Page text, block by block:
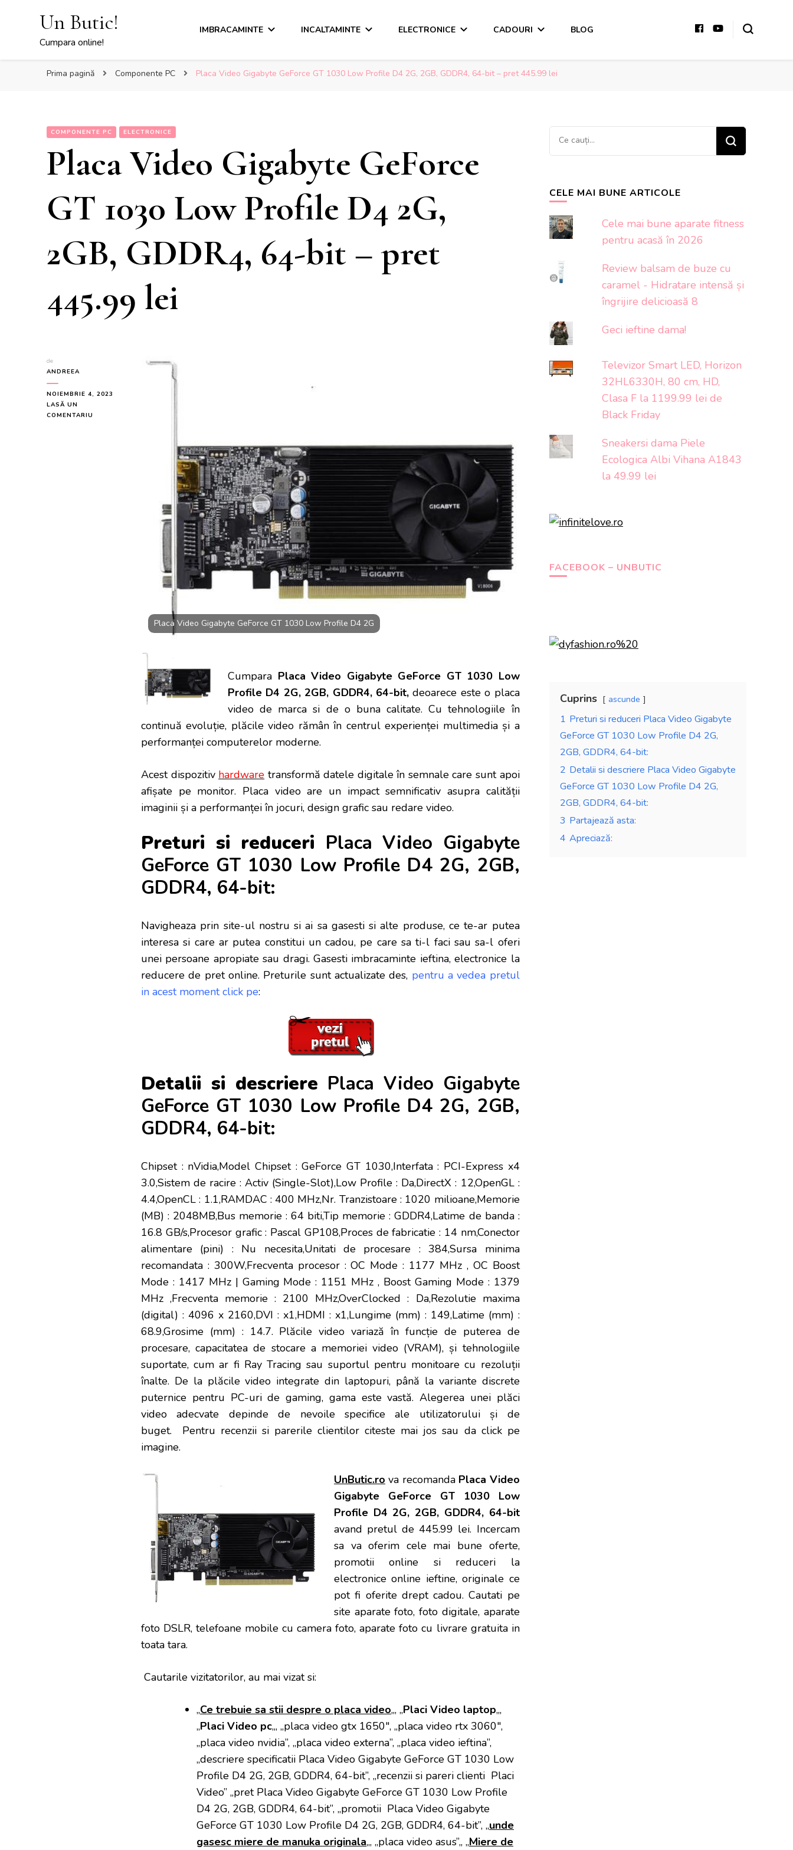
Un Butic!
Cumpara online!
IMBRACAMINTE INCALTAMINTE ELECTRONICE CADOURI BLOG
Prima pagină Componente PC Placa Video Gigabyte GeForce GT 1030 Low Profile D4 2G, 2GB, GDDR4, 64-bit – pret 445.99 lei
COMPONENTE PC ELECTRONICE
Placa Video Gigabyte GeForce
GT 1030 Low Profile D4 2G,
2GB, GDDR4, 64-bit – pret
445.99 lei
de
ANDREEA
NOIEMBRIE 4, 2023
LASĂ UN
COMENTARIU
Placa Video Gigabyte GeForce GT 1030 Low Profile D4 2G
Cumpara Placa Video Gigabyte GeForce GT 1030 Low
Profile D4 2G, 2GB, GDDR4, 64-bit,deoarece este o placa
video de marca si de o buna calitate. Cu tehnologiile în
continuă evoluție, plăcile video rămân în centrul experienței multimedia și a
performanței computerelor moderne.
Acest dispozitiv hardware transformă datele digitale în semnale care sunt apoi
afișate pe monitor. Placa video are un impact semnificativ asupra calității
imaginii și a performanței în jocuri, design grafic sau redare video.
Preturi si reduceri Placa Video Gigabyte
GeForce GT 1030 Low Profile D4 2G, 2GB,
GDDR4, 64-bit:
Navigheaza prin site-ul nostru si ai sa gasesti si alte produse, ce te-ar putea
interesa si care ar putea constitui un cadou, pe care sa ti-l faci sau sa-l oferi
unei persoane apropiate sau dragi. Gasesti imbracaminte ieftina, electronice la
reducere de pret online. Preturile sunt actualizate des, pentru a vedea pretul
in acest moment click pe:
Detalii si descriere Placa Video Gigabyte
GeForce GT 1030 Low Profile D4 2G, 2GB,
GDDR4, 64-bit:
Chipset : nVidia,Model Chipset : GeForce GT 1030,Interfata : PCI-Express x4
3.0,Sistem de racire : Activ (Single-Slot),Low Profile : Da,DirectX : 12,OpenGL :
4.4,OpenCL : 1.1,RAMDAC : 400 MHz,Nr. Tranzistoare : 1020 milioane,Memorie
(MB) : 2048MB,Bus memorie : 64 biti,Tip memorie : GDDR4,Latime de banda :
16.8 GB/s,Procesor grafic : Pascal GP108,Proces de fabricatie : 14 nm,Conector
alimentare (pini) : Nu necesita,Unitati de procesare : 384,Sursa minima
recomandata : 300W,Frecventa procesor : OC Mode : 1177 MHz , OC Boost
Mode : 1417 MHz | Gaming Mode : 1151 MHz , Boost Gaming Mode : 1379
MHz ,Frecventa memorie : 2100 MHz,OverClocked : Da,Rezolutie maxima
(digital) : 4096 x 2160,DVI : x1,HDMI : x1,Lungime (mm) : 149,Latime (mm) :
68.9,Grosime (mm) : 14.7. Plăcile video variază în funcție de puterea de
procesare, capacitatea de stocare a memoriei video (VRAM), și tehnologiile
suportate, cum ar fi Ray Tracing sau suportul pentru monitoare cu rezoluții
înalte. De la plăcile video integrate din laptopuri, până la variante discrete
puternice pentru PC-uri de gaming, gama este vastă. Alegerea unei plăci
video adecvate depinde de nevoile specifice ale utilizatorului și de
buget.
Pentru recenzii si parerile clientilor citeste mai jos sau da click pe
imagine.
UnButic.ro va recomanda Placa Video
Gigabyte GeForce GT 1030 Low
Profile D4 2G, 2GB, GDDR4, 64-bit
avand pretul de 445.99 lei. Incercam
sa va oferim cele mai bune oferte,
promotii online si reduceri la
electronice online ieftine, originale ce
pot fi oferite drept cadou. Cautati pe
site aparate foto, foto digitale, aparate
foto DSLR, telefoane mobile cu camera foto, aparate foto cu livrare gratuita in
toata tara.
Cautarile vizitatorilor, au mai vizat si:
„Ce trebuie sa stii despre o placa video„, „Placi Video laptop„,
„Placi Video pc„, „placa video gtx 1650″, „placa video rtx 3060″,
„placa video nvidia”, „placa video externa”, „placa video ieftina”,
„descriere specificatii Placa Video Gigabyte GeForce GT 1030 Low
Profile D4 2G, 2GB, GDDR4, 64-bit”, „recenzii si pareri clienti Placi
Video” „pret Placa Video Gigabyte GeForce GT 1030 Low Profile
D4 2G, 2GB, GDDR4, 64-bit”, „promotii Placa Video Gigabyte
GeForce GT 1030 Low Profile D4 2G, 2GB, GDDR4, 64-bit”, „unde
gasesc miere de manuka originala„, „placa video asus”,, „Miere de
Cauți
ceva?
CELE MAI BUNE ARTICOLE
Cele mai bune aparate fitness
pentru acasă în 2026
Review balsam de buze cu
caramel - Hidratare intensă și
îngrijire delicioasă 8
Geci ieftine dama!
Televizor Smart LED, Horizon
32HL6330H, 80 cm, HD,
Clasa F la 1199.99 lei de
Black Friday
Sneakersi dama Piele
Ecologica Albi Vihana A1843
la 49.99 lei
FACEBOOK – UNBUTIC
Cuprins ascunde
1 Preturi si reduceri Placa Video Gigabyte
GeForce GT 1030 Low Profile D4 2G,
2GB, GDDR4, 64-bit:
2 Detalii si descriere Placa Video Gigabyte
GeForce GT 1030 Low Profile D4 2G,
2GB, GDDR4, 64-bit:
3 Partajează asta:
4 Apreciază: